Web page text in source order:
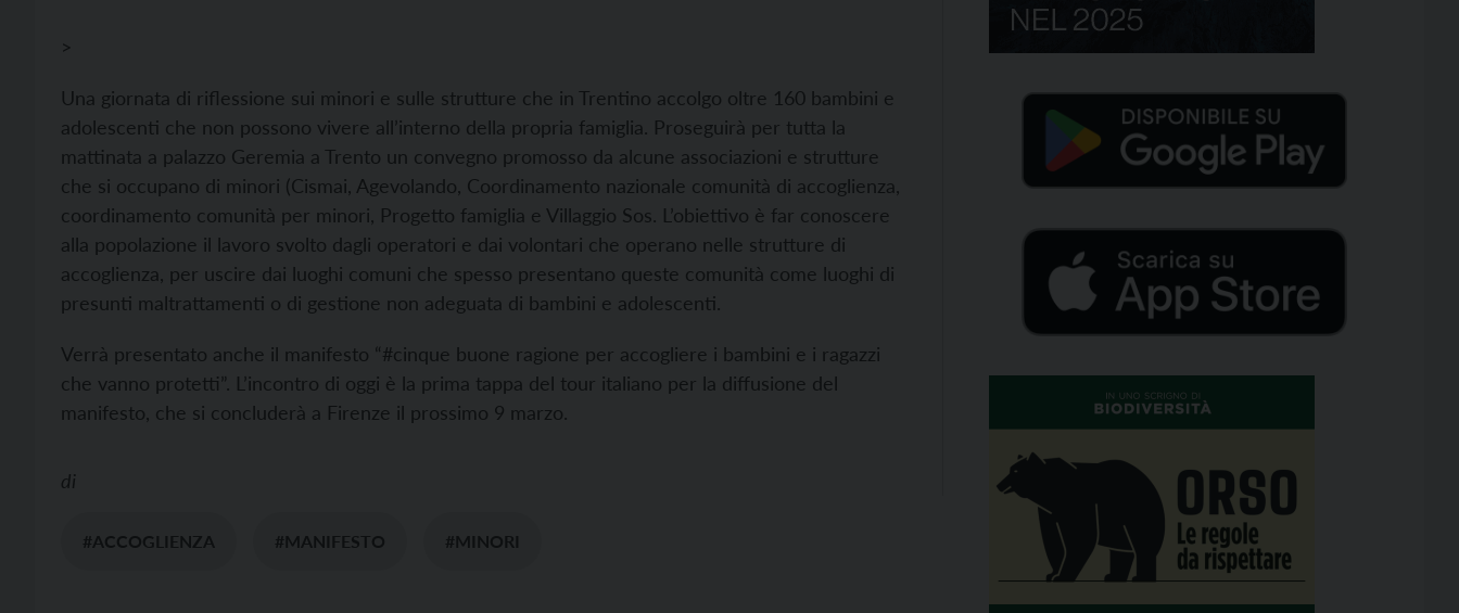
>
Una giornata di riflessione sui minori e sulle strutture che in Trentino accolgo oltre 160 bambini e
adolescenti che non possono vivere all’interno della propria famiglia. Proseguirà per tutta la
mattinata a palazzo Geremia a Trento un convegno promosso da alcune associazioni e strutture
che si occupano di minori (Cismai, Agevolando, Coordinamento nazionale comunità di accoglienza,
coordinamento comunità per minori, Progetto famiglia e Villaggio Sos. L’obiettivo è far conoscere
alla popolazione il lavoro svolto dagli operatori e dai volontari che operano nelle strutture di
accoglienza, per uscire dai luoghi comuni che spesso presentano queste comunità come luoghi di
presunti maltrattamenti o di gestione non adeguata di bambini e adolescenti.
Verrà presentato anche il manifesto “#cinque buone ragione per accogliere i bambini e i ragazzi
che vanno protetti”. L’incontro di oggi è la prima tappa del tour italiano per la diffusione del
manifesto, che si concluderà a Firenze il prossimo 9 marzo.
di
#ACCOGLIENZA #MANIFESTO #MINORI